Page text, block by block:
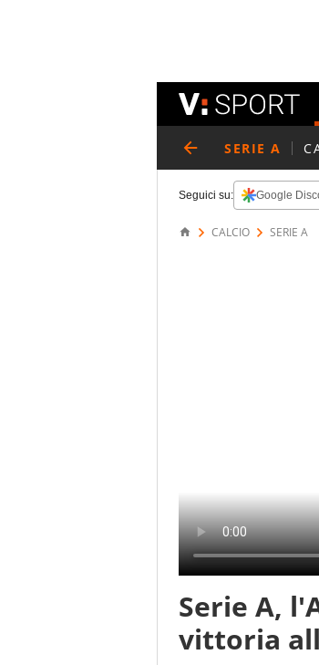
SERIE A
Seguici su: Google
CALCIO SERIE A
Serie A,
vittoria